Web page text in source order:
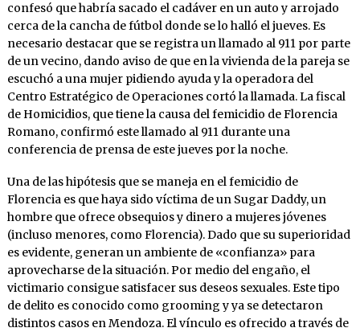
confesó que habría sacado el cadáver en un auto y arrojado
cerca de la cancha de fútbol donde se lo halló el jueves. Es
necesario destacar que se registra un llamado al 911 por parte
de un vecino, dando aviso de que en la vivienda de la pareja se
escuchó a una mujer pidiendo ayuda y la operadora del
Centro Estratégico de Operaciones cortó la llamada. La fiscal
de Homicidios, que tiene la causa del femicidio de Florencia
Romano, confirmó este llamado al 911 durante una
conferencia de prensa de este jueves por la noche.
Una de las hipótesis que se maneja en el femicidio de
Florencia es que haya sido víctima de un Sugar Daddy, un
hombre que ofrece obsequios y dinero a mujeres jóvenes
(incluso menores, como Florencia). Dado que su superioridad
es evidente, generan un ambiente de «confianza» para
aprovecharse de la situación. Por medio del engaño, el
victimario consigue satisfacer sus deseos sexuales. Este tipo
de delito es conocido como grooming y ya se detectaron
distintos casos en Mendoza. El vínculo es ofrecido a través de